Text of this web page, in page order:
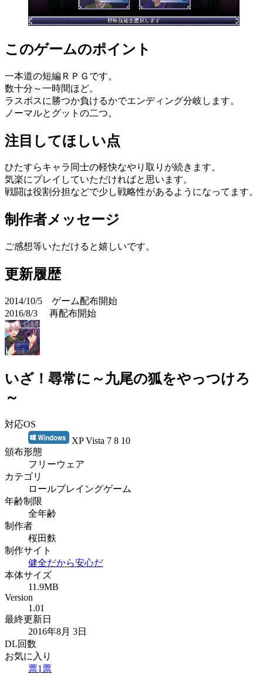
このゲームのポイント
一本道の短編ＲＰＧです。
数十分～一時間ほど。
ラスボスに勝つか負けるかでエンディング分岐します。
ノーマルとグットの二つ。
注目してほしい点
ひたすらキャラ同士の軽快なやり取りが続きます。
気楽にプレイしていただければと思います。
戦闘は役割分担などで少し戦略性があるようになってます。
制作者メッセージ
ご感想等いただけると嬉しいです。
更新履歴
2014/10/5 ゲーム配布開始
2016/8/3 再配布開始
いざ！尋常に～九尾の狐をやっつけろ
～
対応OS
XP Vista 7 8 10
頒布形態
フリーウェア
カテゴリ
ロールプレイングゲーム
年齢制限
全年齢
制作者
桜田麩
制作サイト
健全だから安心だ
本体サイズ
11.9MB
Version
1.01
最終更新日
2016年8月 3日
DL回数
お気に入り
票1 票